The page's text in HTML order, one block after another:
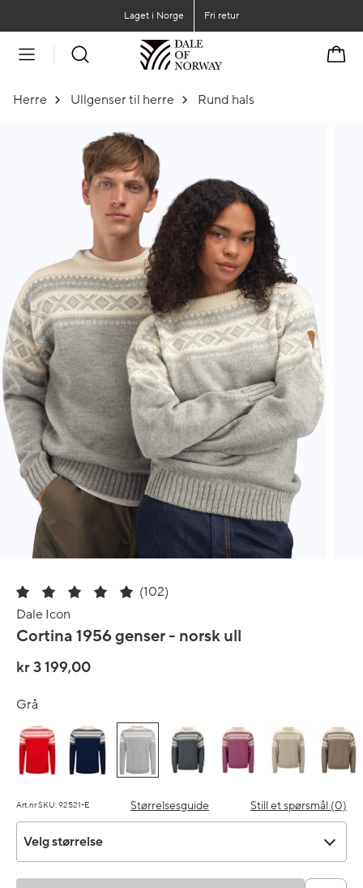
Laget i Norge Fri retur
Herre Ullgenser til herre Rund hals
(102)
Dale Icon
Cortina 1956 genser - norsk ull
kr 3 199,00
Grå
Art.nr SKU: 92521-E Størrelsesguide Still et spørsmål (0)
Velg størrelse